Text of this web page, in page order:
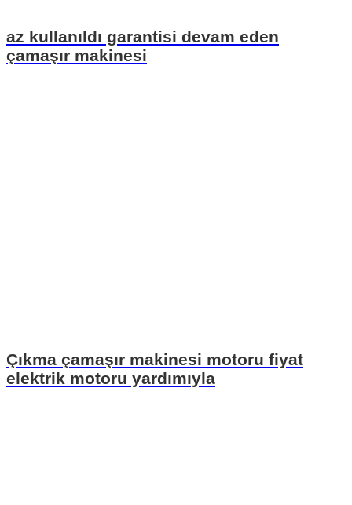
az kullanıldı garantisi devam eden
çamaşır makinesi
Çıkma çamaşır makinesi motoru fiyat
elektrik motoru yardımıyla